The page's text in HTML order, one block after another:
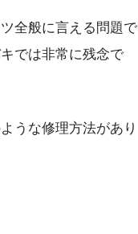
全般に言える問題で
では非常に残念で
うな修理方法があり